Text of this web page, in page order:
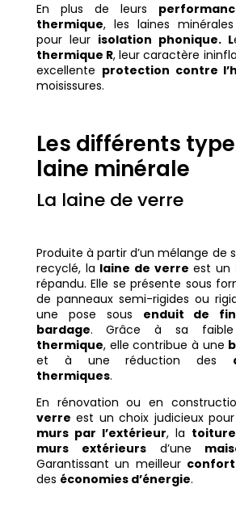
En plus de leurs
thermique, les laines
pour leur isolation phonique. L
thermique R, leur caractère
excellente protection contre
moisissures.
Les différents
laine minérale
La laine de verre
Produite à partir d’un mélange de
recyclé, la laine de verre est un
répandu. Elle se présente sous
de panneaux semi-rigides ou
une pose sous enduit de
bardage. Grâce à sa
thermique, elle contribue à une
et à une réduction des
thermiques.
En rénovation ou en
verre est un choix judicieux pour
murs par l’extérieur, la toiture
murs extérieursd’une
Garantissant un meilleur
des économies d’énergie.